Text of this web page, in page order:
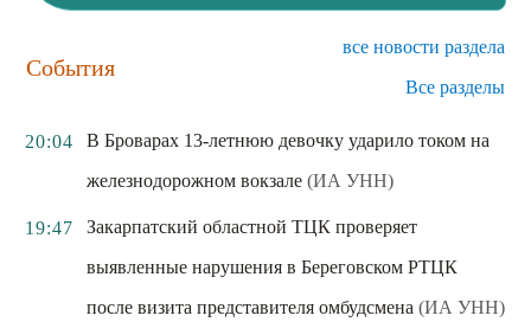
События
все новости раздела
Все разделы
20:04
В Броварах 13-летнюю девочку ударило током на
железнодорожном вокзале (ИА УНН)
19:47
Закарпатский областной ТЦК проверяет
выявленные нарушения в Береговском РТЦК
после визита представителя омбудсмена (ИА УНН)